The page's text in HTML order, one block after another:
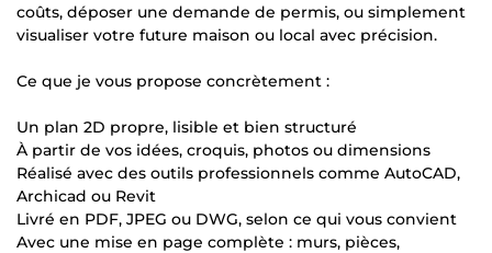
coûts, déposer une demande de permis, ou simplement
visualiser votre future maison ou local avec précision.
Ce que je vous propose concrètement :
Un plan 2D propre, lisible et bien structuré
À partir de vos idées, croquis, photos ou dimensions
Réalisé avec des outils professionnels comme AutoCAD,
Archicad ou Revit
Livré en PDF, JPEG ou DWG, selon ce qui vous convient
Avec une mise en page complète : murs, pièces,